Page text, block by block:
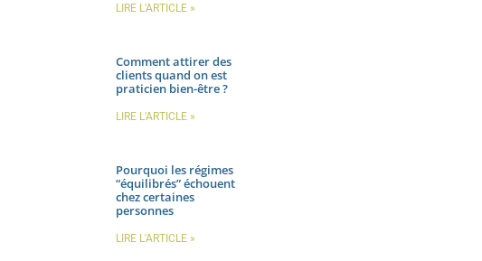
LIRE L'ARTICLE »
Comment attirer des
clients quand on est
praticien bien-être ?
LIRE L'ARTICLE »
Pourquoi les régimes
“équilibrés” échouent
chez certaines
personnes
LIRE L'ARTICLE »